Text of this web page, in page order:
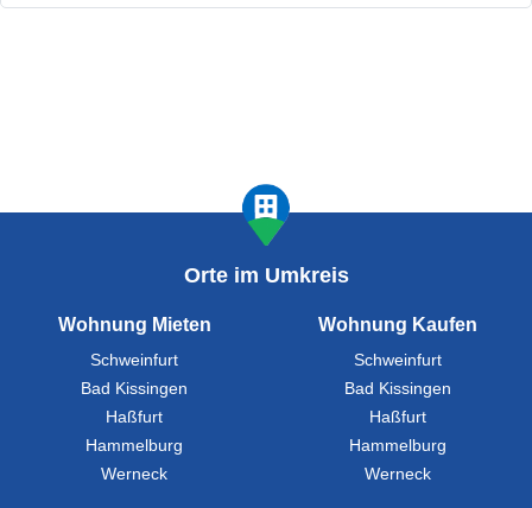
Orte im Umkreis
Wohnung Mieten
Schweinfurt
Bad Kissingen
Haßfurt
Hammelburg
Werneck
Wohnung Kaufen
Schweinfurt
Bad Kissingen
Haßfurt
Hammelburg
Werneck